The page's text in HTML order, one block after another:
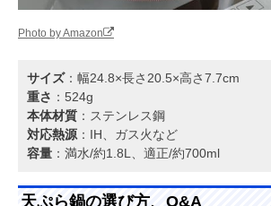
Photo by Amazon
サイズ：幅24.8×長さ20.5×高さ7.7cm
重さ ：524g
本体材質 ：ステンレス鋼
対応熱源 ：IH、ガス火など
容量 ：満水/約1.8L、適正/約700ml
天ぷら鍋の選び方、Q&A